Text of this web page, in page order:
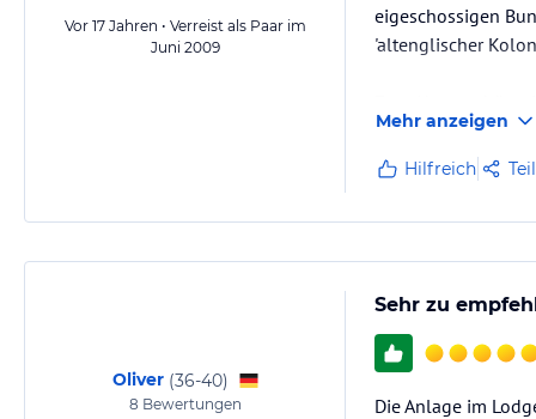
Vor 17 Jahren • Verreist als Paar im
Juni 2009
eigeschossigen
'altenglischer
Bonbons)
Mehr anzeigen
Hilfreich
Oliver (36-40)
8 Bewertungen
Sehr zu
Die Anlage im